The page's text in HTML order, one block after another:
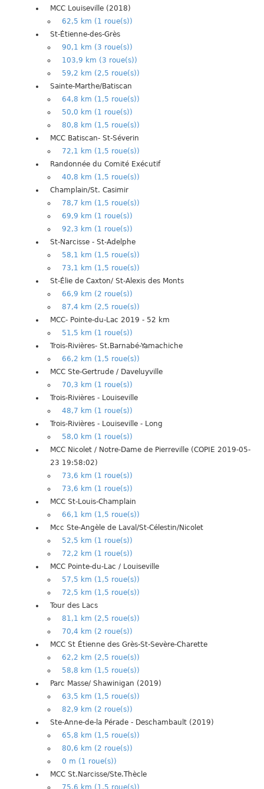
MCC Louiseville (2018)
62,5 km (1 roue(s))
St-Étienne-des-Grès
90,1 km (3 roue(s))
103,9 km (3 roue(s))
59,2 km (2,5 roue(s))
Sainte-Marthe/Batiscan
64,8 km (1,5 roue(s))
50,0 km (1 roue(s))
80,8 km (1,5 roue(s))
MCC Batiscan- St-Séverin
72,1 km (1,5 roue(s))
Randonnée du Comité Exécutif
40,8 km (1,5 roue(s))
Champlain/St. Casimir
78,7 km (1,5 roue(s))
69,9 km (1 roue(s))
92,3 km (1 roue(s))
St-Narcisse - St-Adelphe
58,1 km (1,5 roue(s))
73,1 km (1,5 roue(s))
St-Élie de Caxton/ St-Alexis des Monts
66,9 km (2 roue(s))
87,4 km (2,5 roue(s))
MCC- Pointe-du-Lac 2019 - 52 km
51,5 km (1 roue(s))
Trois-Rivières- St.Barnabé-Yamachiche
66,2 km (1,5 roue(s))
MCC Ste-Gertrude / Daveluyville
70,3 km (1 roue(s))
Trois-Rivières - Louiseville
48,7 km (1 roue(s))
Trois-Rivières - Louiseville - Long
58,0 km (1 roue(s))
MCC Nicolet / Notre-Dame de Pierreville (COPIE 2019-05-
23 19:58:02)
73,6 km (1 roue(s))
73,6 km (1 roue(s))
MCC St-Louis-Champlain
66,1 km (1,5 roue(s))
Mcc Ste-Angèle de Laval/St-Célestin/Nicolet
52,5 km (1 roue(s))
72,2 km (1 roue(s))
MCC Pointe-du-Lac / Louiseville
57,5 km (1,5 roue(s))
72,5 km (1,5 roue(s))
Tour des Lacs
81,1 km (2,5 roue(s))
70,4 km (2 roue(s))
MCC St Étienne des Grès-St-Sevère-Charette
62,2 km (2,5 roue(s))
58,8 km (1,5 roue(s))
Parc Masse/ Shawinigan (2019)
63,5 km (1,5 roue(s))
82,9 km (2 roue(s))
Ste-Anne-de-la Pérade - Deschambault (2019)
65,8 km (1,5 roue(s))
80,6 km (2 roue(s))
0 m (1 roue(s))
MCC St.Narcisse/Ste.Thècle
75,6 km (1,5 roue(s))